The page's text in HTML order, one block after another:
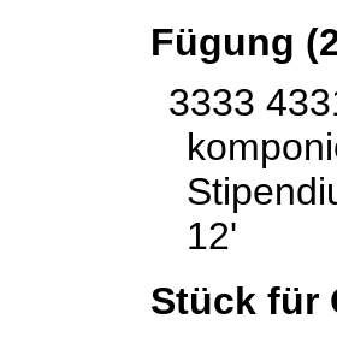
Fügung
3333
12'
Stück für